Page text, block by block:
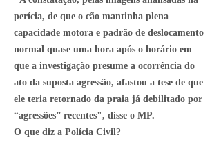
perícia, de que o cão mantinha plena
capacidade motora e padrão de deslocamento
normal quase uma hora após o horário em
que a investigação presume a ocorrência do
ato da suposta agressão, afastou a tese de que
ele teria retornado da praia já debilitado por
“agressões” recentes", disse o MP.
O que diz a Polícia Civil?